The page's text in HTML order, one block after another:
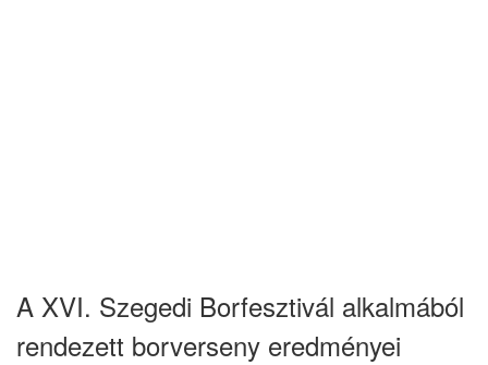
A XVI. Szegedi Borfesztivál alkalmából
rendezett borverseny eredményei